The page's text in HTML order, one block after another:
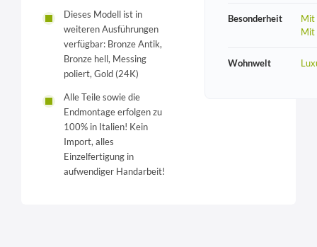
Dieses Modell ist in
weiteren Ausführungen
verfügbar: Bronze Antik,
Bronze hell, Messing
poliert, Gold (24K)
Alle Teile sowie die
Endmontage erfolgen zu
100% in Italien! Kein
Import, alles
Einzelfertigung in
aufwendiger Handarbeit!
Besonderheit
Mit
Mit
Wohnwelt